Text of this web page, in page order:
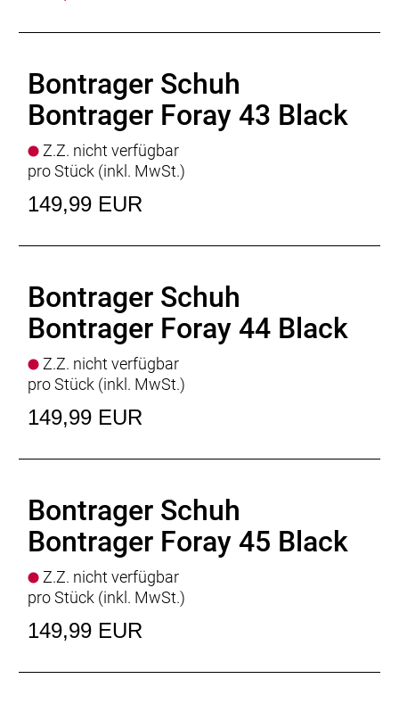
Bontrager Schuh
Bontrager Foray 43 Black
Z.Z. nicht verfügbar
pro Stück (inkl. MwSt.)
149,99 EUR
Bontrager Schuh
Bontrager Foray 44 Black
Z.Z. nicht verfügbar
pro Stück (inkl. MwSt.)
149,99 EUR
Bontrager Schuh
Bontrager Foray 45 Black
Z.Z. nicht verfügbar
pro Stück (inkl. MwSt.)
149,99 EUR